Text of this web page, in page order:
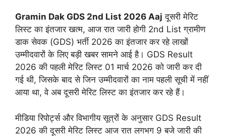
Gramin Dak GDS 2nd List 2026 Aaj दूसरी मेरिट
लिस्ट का इंतजार खत्म, आज रात जारी होगी 2nd List ग्रामीण
डाक सेवक (GDS) भर्ती 2026 का इंतजार कर रहे लाखों
उम्मीदवारों के लिए बड़ी खबर सामने आई है। GDS Result
2026 की पहली मेरिट लिस्ट 01 मार्च 2026 को जारी कर दी
गई थी, जिसके बाद से जिन उम्मीदवारों का नाम पहली सूची में नहीं
आया था, वे अब दूसरी मेरिट लिस्ट का इंतजार कर रहे हैं।
मीडिया रिपोर्ट्स और विभागीय सूत्रों के अनुसार GDS Result
2026 की दूसरी मेरिट लिस्ट आज रात लगभग 9 बजे जारी की